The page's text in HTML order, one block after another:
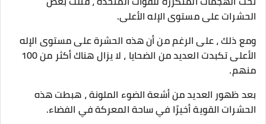
الحشرات على مستوى الإله الأعلى.
ومع ذلك ، على الرغم من أن هذه الحشرة على مستوى الإله
الأعلى تكبدت العديد من الضحايا ، لا يزال هناك أكثر من 100
منهم.
بعد ظهور العديد من أشعة الضوء الملونة ، هبطت هذه
الحشرات القوية أخيرًا في ساحة المعركة في الفضاء.